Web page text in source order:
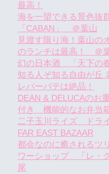
最高！
海を一望できる景色抜
「CABAN」 ＠葉山
見渡す限り海！葉山の
のランチは最高！ ＠
幻の日本酒 「天下の春
知る人ぞ知る自由が丘
レバーパテは絶品！
DEAN & DELUCAの
付き 機能的なお弁当
二子玉川ライズ ドラ
FAR EAST BAZAAR
都会なのに癒されるツ
ワーショップ 「レ・
尾